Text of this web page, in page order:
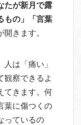
たが新月で露
もの」「言葉
開きます。
は「痛い」
観察できるよ
てきます。何
葉に傷つくの
っているの